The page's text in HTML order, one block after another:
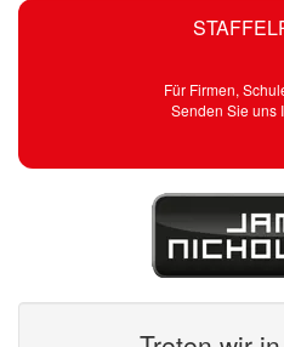
Für Firmen,
Senden Sie uns